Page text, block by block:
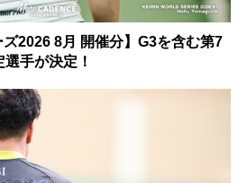
ズ2026 8月 開催分】G3を含む第7
手が決定！